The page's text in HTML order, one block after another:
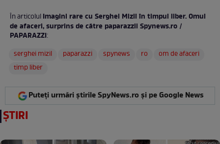
În articolulImagini rare cu Serghei Mizil în timpul liber. Omul
de afaceri, surprins de către paparazzii Spynews.ro /
PAPARAZZI:
serghei mizil
paparazzi spynews ro
om de afaceri
timp liber
Puteți urmări știrile SpyNews.ro și pe Google News
ȘTIRI